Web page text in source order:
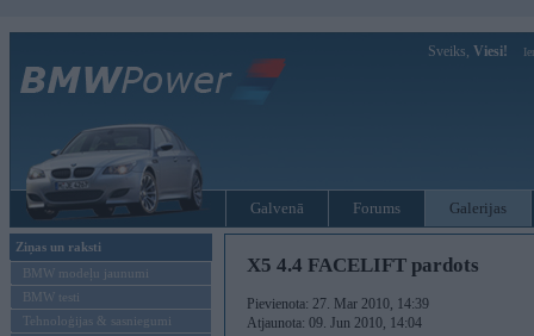
Sveiks, Viesi!
Galvenā Forums Galerijas
Ziņas un raksti
BMW modeļu jaunumi
BMW testi
Tehnoloģijas & sasniegumi
Х5 4.4 FACELIFT pardots
Pievienota: 27. Mar 2010, 14:39
Atjaunota: 09. Jun 2010, 14:04